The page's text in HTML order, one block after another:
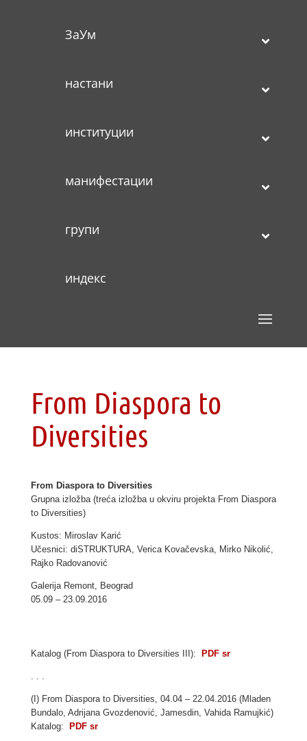
ЗаУм
настани
институции
манифестации
групи
индекс
From Diaspora to
Diversities
From Diaspora to Diversities
Grupnaizložba (treća izložba u okviru projekta From Diaspora
to Diversities)
Kustos: Miroslav Karić
Učesnici: diSTRUKTURA, Verica Kovačevska, Mirko Nikolić,
Rajko Radovanović
Galerija Remont, Beograd
05.09 – 23.09.2016
Katalog (From Diaspora to Diversities III): PDF sr
. . .
(I) From Diaspora to Diversities, 04.04 – 22.04.2016 (Mladen
Bundalo, Adrijana Gvozdenović, Jamesdin, Vahida Ramujkić)
Katalog:
PDF sr